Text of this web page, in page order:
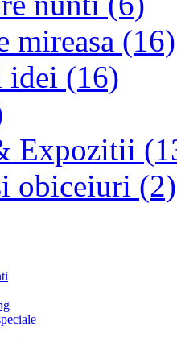
mireasa (16)
idei (16)
Expozitii
obiceiuri (2)